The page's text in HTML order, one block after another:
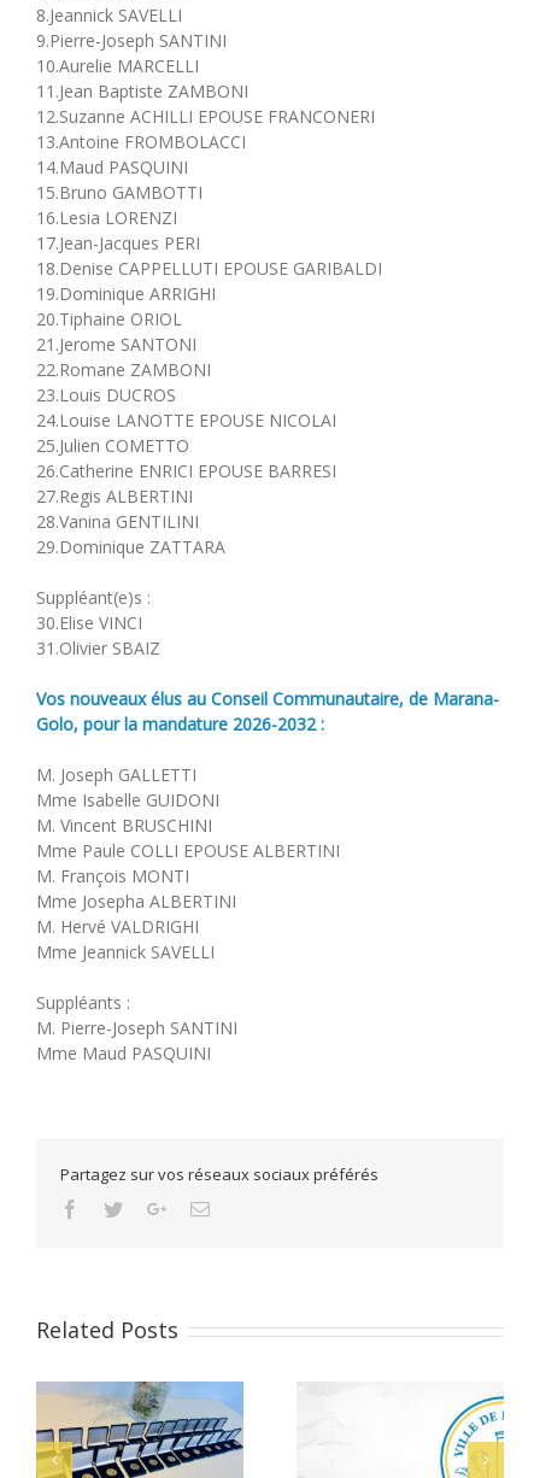
8.Jeannick SAVELLI
9.Pierre-Joseph SANTINI
10.Aurelie MARCELLI
11.Jean Baptiste ZAMBONI
12.Suzanne ACHILLI EPOUSE FRANCONERI
13.Antoine FROMBOLACCI
14.Maud PASQUINI
15.Bruno GAMBOTTI
16.Lesia LORENZI
17.Jean-Jacques PERI
18.Denise CAPPELLUTI EPOUSE GARIBALDI
19.Dominique ARRIGHI
20.Tiphaine ORIOL
21.Jerome SANTONI
22.Romane ZAMBONI
23.Louis DUCROS
24.Louise LANOTTE EPOUSE NICOLAI
25.Julien COMETTO
26.Catherine ENRICI EPOUSE BARRESI
27.Regis ALBERTINI
28.Vanina GENTILINI
29.Dominique ZATTARA
Suppléant(e)s :
30.Elise VINCI
31.Olivier SBAIZ
Vos nouveaux élus au Conseil Communautaire, de Marana-
Golo, pour la mandature 2026-2032 :
M. Joseph GALLETTI
Mme Isabelle GUIDONI
M. Vincent BRUSCHINI
Mme Paule COLLI EPOUSE ALBERTINI
M. François MONTI
Mme Josepha ALBERTINI
M. Hervé VALDRIGHI
Mme Jeannick SAVELLI
Suppléants :
M. Pierre-Joseph SANTINI
Mme Maud PASQUINI
Partagez sur vos réseaux sociaux préférés
Facebook
TwitterGoogle+Email
Related Posts